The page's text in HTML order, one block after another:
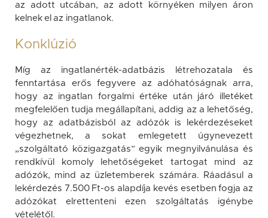
az adott utcában, az adott környéken milyen áron
kelnek el az ingatlanok.
Konklúzió
Míg az ingatlanérték-adatbázis létrehozatala és
fenntartása erős fegyvere az adóhatóságnak arra,
hogy az ingatlan forgalmi értéke után járó illetéket
megfelelően tudja megállapítani, addig az a lehetőség,
hogy az adatbázisból az adózók is lekérdezéseket
végezhetnek, a sokat emlegetett úgynevezett
„szolgáltató közigazgatás” egyik megnyilvánulása és
rendkívül komoly lehetőségeket tartogat mind az
adózók, mind az üzletemberek számára. Ráadásul a
lekérdezés 7.500 Ft-os alapdíja kevés esetben fogja az
adózókat elrettenteni ezen szolgáltatás igénybe
vételétől.